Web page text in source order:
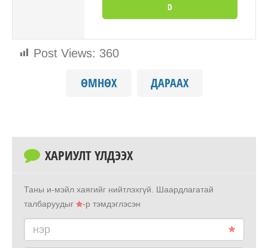
Post Views: 360
D
ӨМНӨХ ДАРААХ
ХАРИУЛТ ҮЛДЭЭХ
Таны и-мэйл хаягийг нийтлэхгүй.
Шаардлагатай
талбаруудыг
-р тэмдэглэсэн
нэр